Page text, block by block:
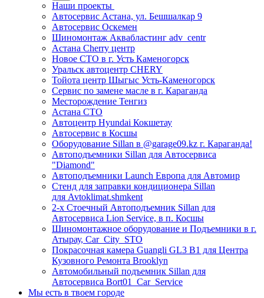
Наши проекты
Автосервис Астана, ул. Бешшалкар 9
Автосервис Оскемен
Шиномонтаж Аквабластинг adv_centr
Астана Cherry центр
Новое СТО в г. Усть Каменогорск
Уральск автоцентр CHERY
Тойота центр Шыгыс Усть-Каменогорск
Сервис по замене масле в г. Караганда
Месторождение Тенгиз
Астана СТО
Автоцентр Hyundai Кокшетау
Автосервис в Косшы
Оборудование Sillan в @garage09.kz г. Караганда!
Автоподъемники Sillan для Автосервиса
"Diamond"
Автоподъемники Launch Европа для Автомир
Стенд для заправки кондиционера Sillan
для Avtoklimat.shmkent
2-х Стоечный Автоподъемник Sillan для
Автосервиса Lion Service, в п. Косшы
Шиномонтажное оборудование и Подъемники в г.
Атырау, Car_City_STO
Покрасочная камера Guangli GL3 B1 для Центра
Кузовного Ремонта Brooklyn
Автомобильный подъемник Sillan для
Автосервиса Bort01_Car_Service
Мы есть в твоем городе